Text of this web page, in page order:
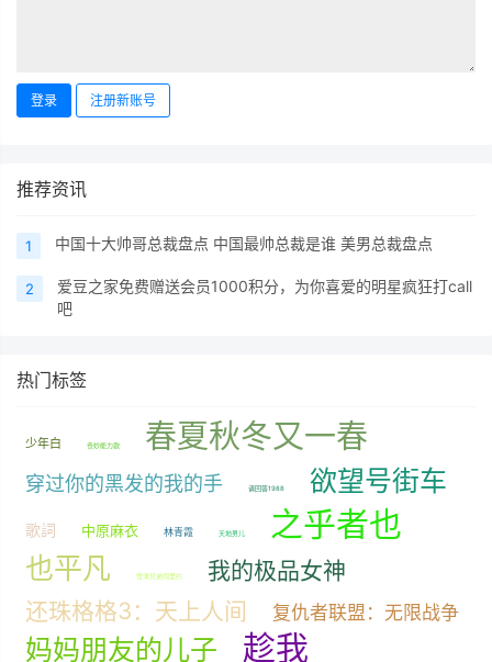
登录 注册新账号
推荐资讯
1 中国十大帅哥总裁盘点 中国最帅总裁是谁 美男总裁盘点
2
爱豆之家免费赠送会员1000积分，为你喜爱的明星疯狂打call
吧
热门标签
少年白 奇妙能力歌 春夏秋冬又一春
穿过你的黑发的我的手 请回答1988 欲望号街车
歌詞 中原麻衣 林青霞 天地男儿 之乎者也
也平凡 雪津兄弟闯里约
我的极品女神
还珠格格3：天上人间
复仇者联盟：无限战争
妈妈朋友的儿子 趁我